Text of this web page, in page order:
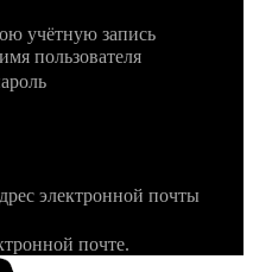
учётную запись
пользователя
электронной почты
почте.